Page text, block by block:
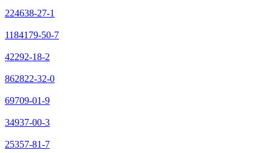
224638-27-1
1184179-50-7
42292-18-2
862822-32-0
69709-01-9
34937-00-3
25357-81-7